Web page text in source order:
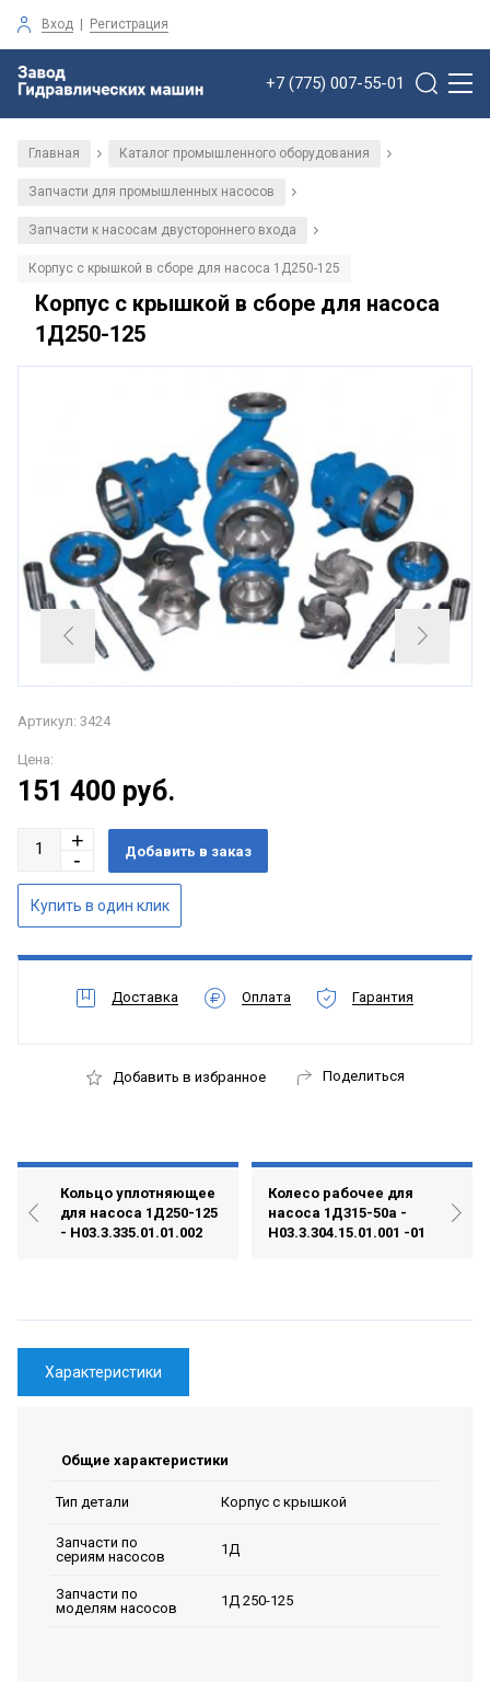
Вход | Регистрация
+7 (775) 007-55-01
Главная / Каталог промышленного оборудования /
Запчасти для промышленных насосов /
Запчасти к насосам двустороннего входа /
Корпус с крышкой в сборе для насоса 1Д250-125
Корпус с крышкой в сборе для насоса
1Д250-125
Артикул: 3424
Цена:
151 400 руб.
Доставка Оплата Гарантия
Добавить в избранное Поделиться
Кольцо уплотняющее
для насоса 1Д250-125
- Н03.3.335.01.01.002
Колесо рабочее для
насоса 1Д315-50а -
Н03.3.304.15.01.001 -01
Характеристики
Общие характеристики
Тип детали Корпус с крышкой
Запчасти по
сериям насосов
1Д
Запчасти по
моделям насосов
1Д 250-125